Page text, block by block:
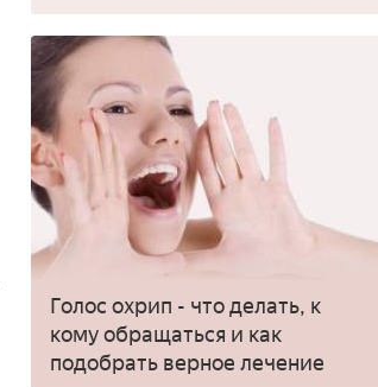
применять
Голос охрип - что делать, к
кому обращаться и как
подобрать верное лечение